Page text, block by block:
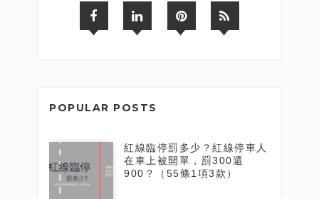
POPULAR POSTS
紅線臨停罰多少？紅線停車人
在車上被開單，罰300還
900？（55條1項3款）